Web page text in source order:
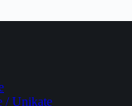
/ Unikate